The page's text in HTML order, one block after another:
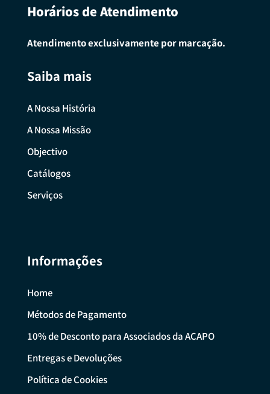
Horários de Atendimento
Atendimento exclusivamente por marcação.
Saiba mais
A Nossa História
A Nossa Missão
Objectivo
Catálogos
Serviços
Informações
Home
Métodos de Pagamento
10% de Desconto para Associados da ACAPO
Entregas e Devoluções
Política de Cookies